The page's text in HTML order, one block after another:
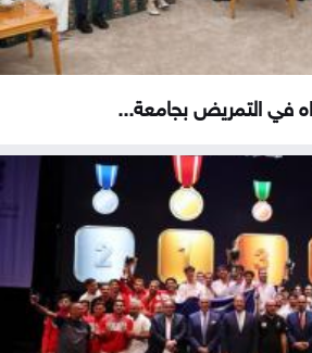
في التمريض بجامعة...